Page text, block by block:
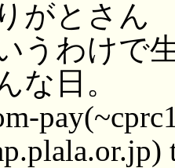
がとさん
うわけで
な日。